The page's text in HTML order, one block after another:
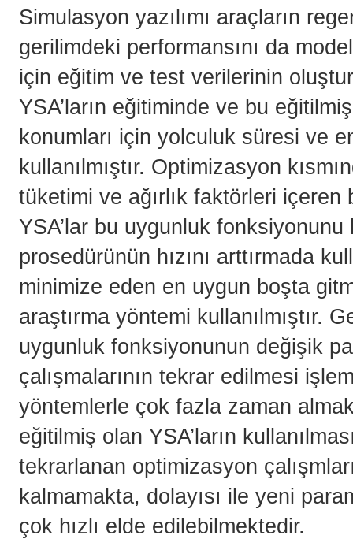
Simulasyon yazılımı araçların
gerilimdeki performansını da
için eğitim ve test verilerinin
YSA’ların eğitiminde ve bu
konumları için yolculuk süresi ve
kullanılmıştır. Optimizasyon
tüketimi ve ağırlık faktörleri
YSA’lar bu uygunluk
prosedürünün hızını arttırmada
minimize eden en uygun boşta
araştırma yöntemi kullanılmıştır.
uygunluk fonksiyonunun değişik
çalışmalarının tekrar edilmesi
yöntemlerle çok fazla zaman
eğitilmiş olan YSA’ların
tekrarlanan optimizasyon
kalmamakta, dolayısı ile yeni
çok hızlı elde edilebilmektedir.